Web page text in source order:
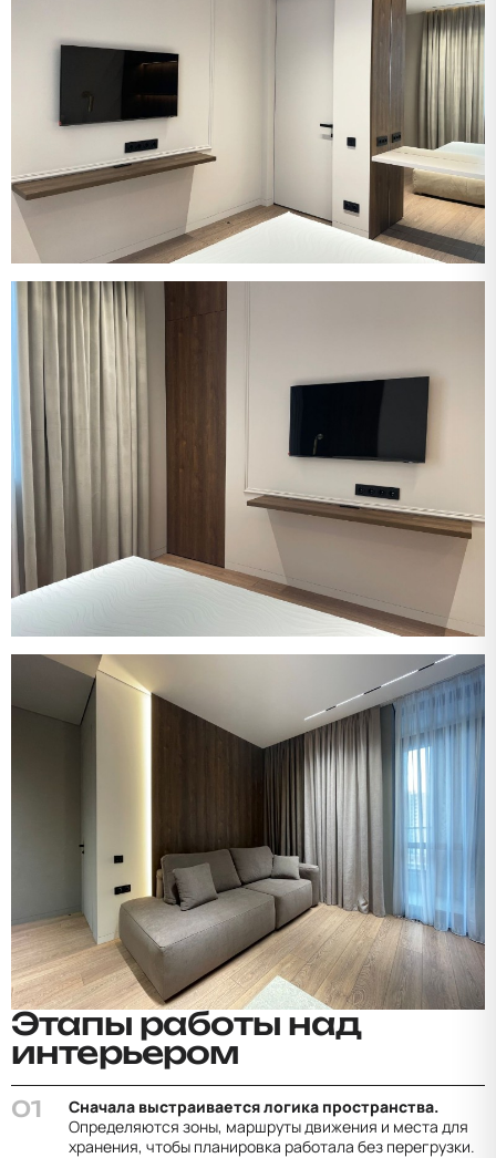
Этапы работы над
интерьером
Сначала выстраивается логика пространства.
Определяются зоны, маршруты движения и места для
хранения, чтобы планировка работала без перегрузки.